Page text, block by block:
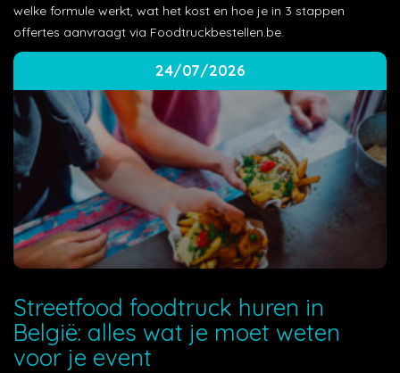
welke formule werkt, wat het kost en hoe je in 3 stappen
offertes aanvraagt via Foodtruckbestellen.be.
24/07/2026
Streetfood foodtruck huren in
België: alles wat je moet weten
voor je event